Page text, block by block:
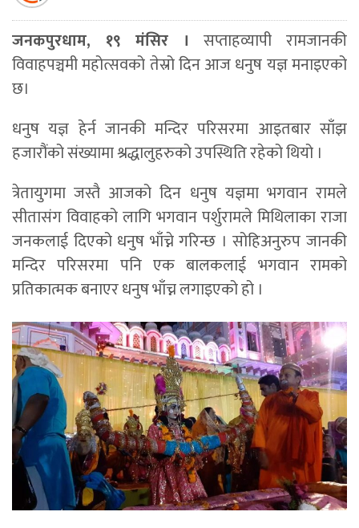
जनकपुरधाम, १९ मंसिर । सप्ताहव्यापी रामजानकी
विवाहपञ्चमी महोत्सवको तेस्रो दिन आज धनुष यज्ञ मनाइएको
छ।
धनुष यज्ञ हेर्न जानकी मन्दिर परिसरमा आइतबार साँझ
हजारौंको संख्यामा श्रद्धालुहरुको उपस्थिति रहेको थियो ।
त्रेतायुगमा जस्तै आजको दिन धनुष यज्ञमा भगवान रामले
सीतासंग विवाहको लागि भगवान पर्शुरामले मिथिलाका राजा
जनकलाई दिएको धनुष भाँच्ने गरिन्छ । सोहिअनुरुप जानकी
मन्दिर परिसरमा पनि एक बालकलाई भगवान रामको
प्रतिकात्मक बनाएर धनुष भाँच्न लगाइएको हो ।